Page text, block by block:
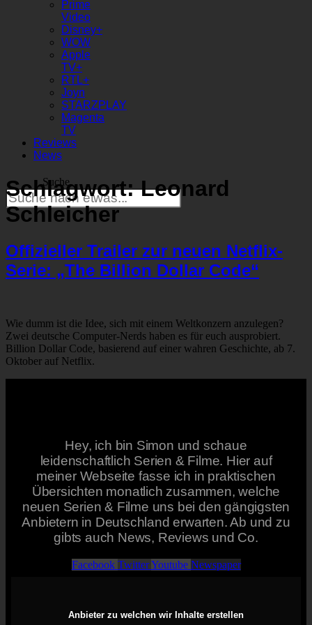
Prime
Video
Disney+
WOW
Apple
TV+
RTL+
Joyn
STARZPLAY
Magenta
TV
Reviews
News
Suche
Schlagwort:Leonard
Schleicher
Offizieller Trailer zur neuen Netflix-
Serie: „The Billion Dollar Code“
Wie dumm ist die Idee, sich mit einem Weltkonzern anzulegen?
Zwei deutsche Computer-Nerds haben es für euch ausprobiert.
Billion Dollar Code, basierend auf einer wahren Geschichte, ab 7.
Oktober auf Netflix.
Hey, ich bin Simon und schaue
leidenschaftlich Serien & Filme. Hier auf
meiner Webseite fasse ich in praktischen
Übersichten monatlich zusammen, welche
neuen Serien & Filme uns bei den gängigsten
Anbietern in Deutschland erwarten. Ab und zu
gibts auch News, Reviews und Co.
Facebook Twitter Youtube Newspaper
Anbieter zu welchen wir Inhalte erstellen